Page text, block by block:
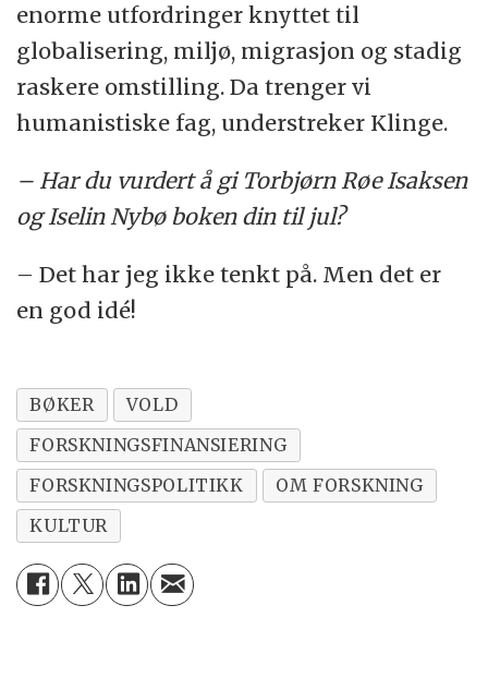
enorme utfordringer knyttet til
globalisering, miljø, migrasjon og stadig
raskere omstilling. Da trenger vi
humanistiske fag, understreker Klinge.
– Har du vurdert å gi Torbjørn Røe Isaksen
og Iselin Nybø boken din til jul?
– Det har jeg ikke tenkt på. Men det er
en god idé!
BØKER
VOLD
FORSKNINGSFINANSIERING
FORSKNINGSPOLITIKK
OM FORSKNING
KULTUR